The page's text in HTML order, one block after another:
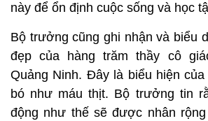
này để ổn định cuộc sống và học
Bộ trưởng cũng ghi nhận và biểu
đẹp của hàng trăm thầy cô
Quảng Ninh. Đây là biểu hiện
bó như máu thịt. Bộ trưởng tin
động như thế sẽ được nhân